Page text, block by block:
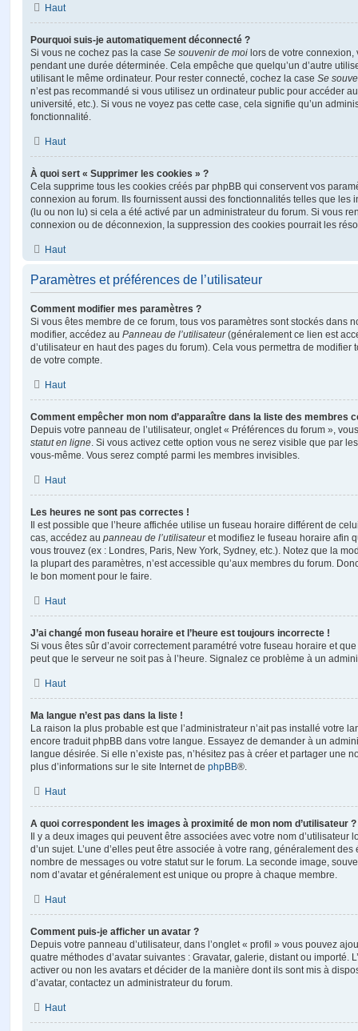
Haut
Pourquoi suis-je automatiquement déconnecté ?
Si vous ne cochez pas la case Se souvenir de moi lors de votre
pendant une durée déterminée. Cela empêche que quelqu’un d’autre
utilisant le même ordinateur. Pour rester connecté, cochez la case Se
n’est pas recommandé si vous utilisez un ordinateur public pour accéder
université, etc.). Si vous ne voyez pas cette case, cela signifie qu’un
fonctionnalité.
Haut
À quoi sert « Supprimer les cookies » ?
Cela supprime tous les cookies créés par phpBB qui conservent vos
connexion au forum. Ils fournissent aussi des fonctionnalités telles que les
(lu ou non lu) si cela a été activé par un administrateur du forum. Si vous
connexion ou de déconnexion, la suppression des cookies pourrait les
Haut
Paramètres et préférences de l’utilisateur
Comment modifier mes paramètres ?
Si vous êtes membre de ce forum, tous vos paramètres sont stockés dans
modifier, accédez au Panneau de l’utilisateur(généralement ce lien est
d’utilisateur en haut des pages du forum). Cela vous permettra de modifier
de votre compte.
Haut
Comment empêcher mon nom d’apparaître dans la liste des membres
Depuis votre panneau de l’utilisateur, onglet « Préférences du forum »,
statut en ligne. Si vous activez cette option vous ne serez visible que par
vous-même. Vous serez compté parmi les membres invisibles.
Haut
Les heures ne sont pas correctes !
Il est possible que l’heure affichée utilise un fuseau horaire différent de
cas, accédez au panneau de l’utilisateuret modifiez le fuseau horaire afin
vous trouvez (ex : Londres, Paris, New York, Sydney, etc.). Notez que la
la plupart des paramètres, n’est accessible qu’aux membres du forum.
le bon moment pour le faire.
Haut
J’ai changé mon fuseau horaire et l’heure est toujours incorrecte !
Si vous êtes sûr d’avoir correctement paramétré votre fuseau horaire et
peut que le serveur ne soit pas à l’heure. Signalez ce problème à un
Haut
Ma langue n’est pas dans la liste !
La raison la plus probable est que l’administrateur n’ait pas installé votre
encore traduit phpBB dans votre langue. Essayez de demander à un
langue désirée. Si elle n’existe pas, n’hésitez pas à créer et partager une
plus d’informations sur le site Internet de phpBB®.
Haut
A quoi correspondent les images à proximité de mon nom d’utilisateur ?
Il y a deux images qui peuvent être associées avec votre nom d’utilisateur
d’un sujet. L’une d’elles peut être associée à votre rang, généralement
nombre de messages ou votre statut sur le forum. La seconde image,
nom d’avatar et généralement est unique ou propre à chaque membre.
Haut
Comment puis-je afficher un avatar ?
Depuis votre panneau d’utilisateur, dans l’onglet « profil » vous pouvez
quatre méthodes d’avatar suivantes : Gravatar, galerie, distant ou importé.
activer ou non les avatars et décider de la manière dont ils sont mis à
d’avatar, contactez un administrateur du forum.
Haut